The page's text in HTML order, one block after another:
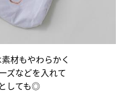
素材もやわらかく
ズなどを入れて
しても◎